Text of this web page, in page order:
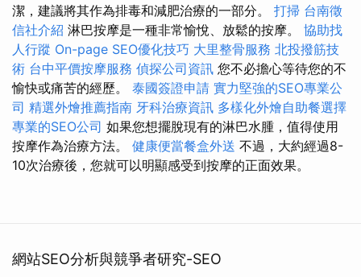
潔，建議將其作為排毒和減肥治療的一部分。 打掃 台南徵
信社介紹 淋巴按摩是一種非常愉悅、放鬆的按摩。 協助找
人行蹤 On-page SEO優化技巧 大里整骨服務 北投撥筋技
術 台中平價按摩服務 偵探公司資訊 您不必擔心等待您的不
愉快或痛苦的經歷。 泰國簽證申請 實力堅強的SEO專業公
司 精選外燴推薦指南 牙科治療資訊 多樣化外燴自助餐選擇
專業的SEO公司 如果您想擺脫現有的淋巴水腫，值得使用
按摩作為治療方法。 健康便當餐盒外送 不過，大約經過8-
10次治療後，您就可以明顯感受到按摩的正面效果。
網站SEO分析與競爭者研究-SEO